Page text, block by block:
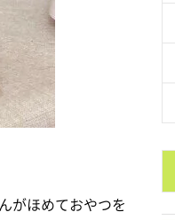
がほめておやつを